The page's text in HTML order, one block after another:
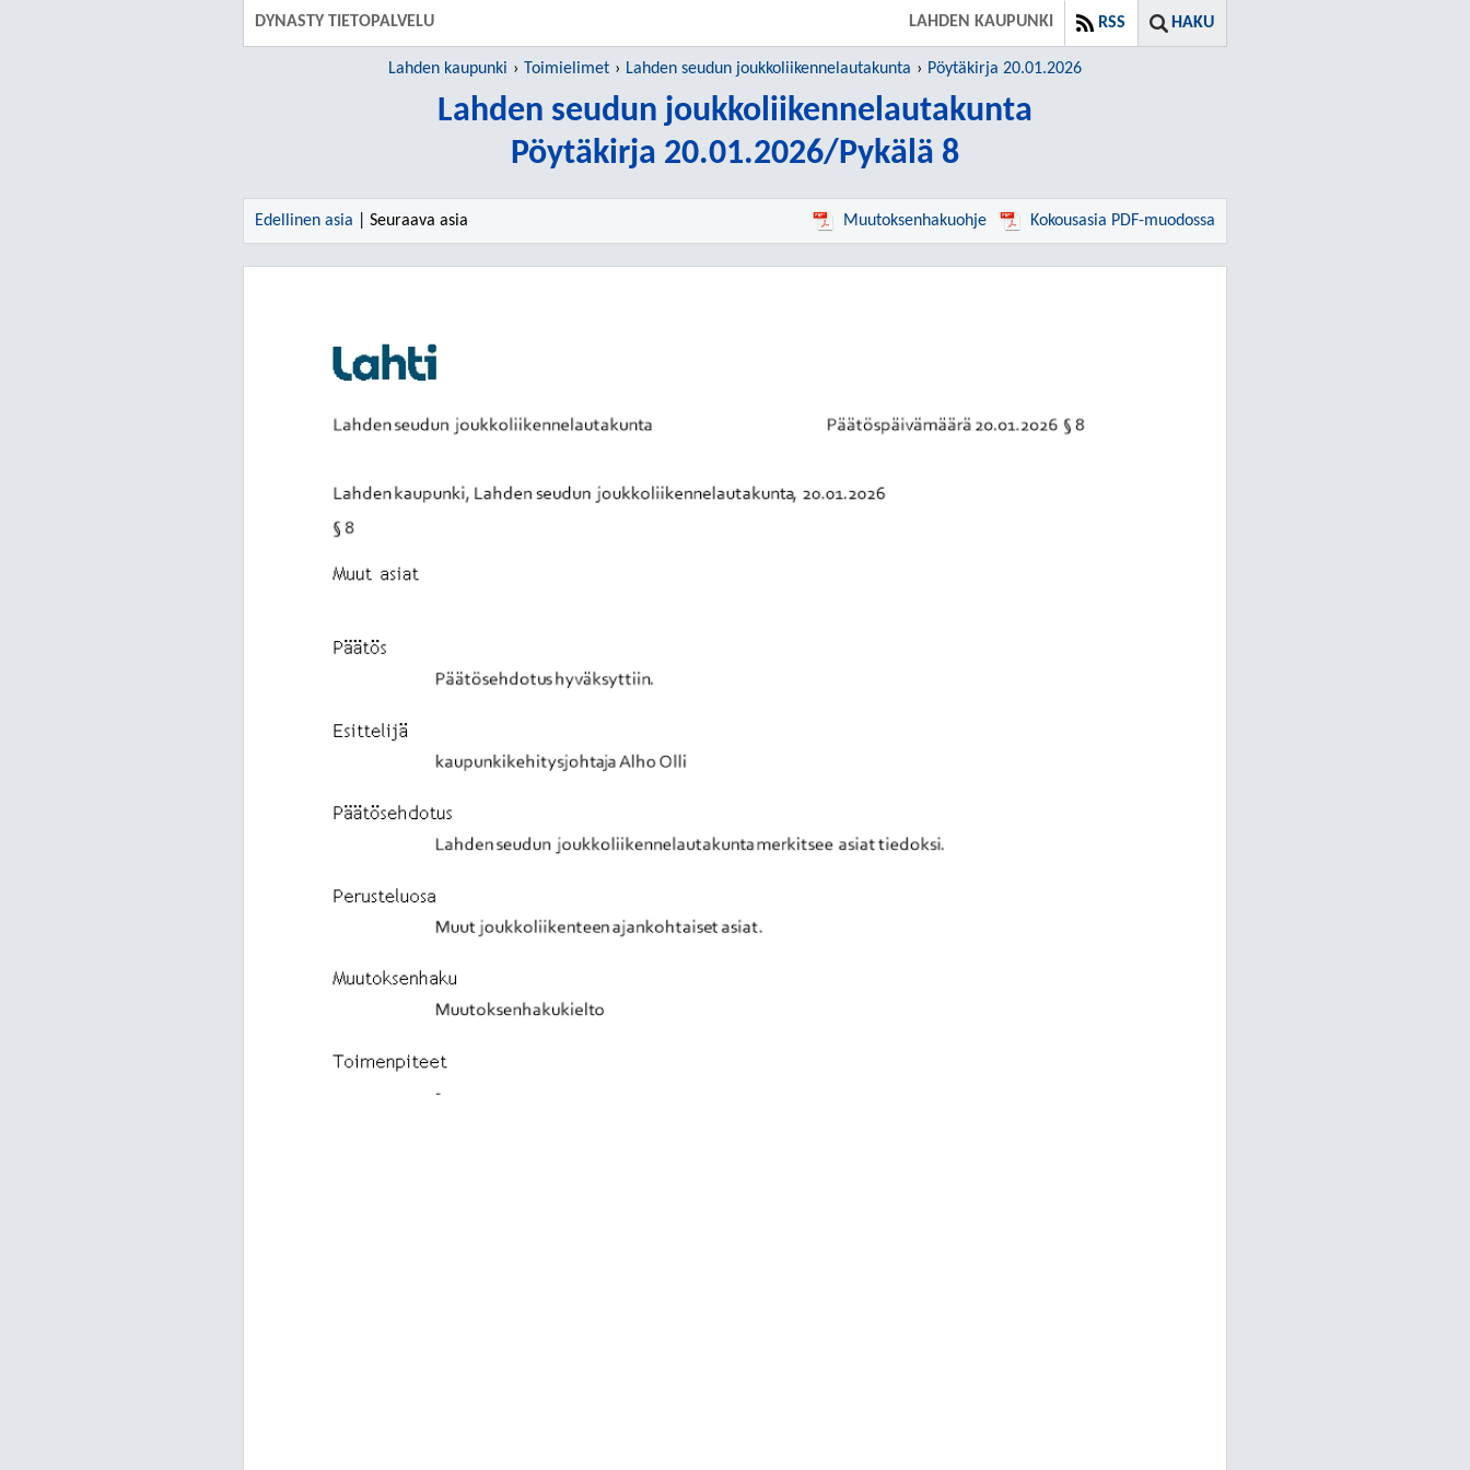
DYNASTY TIETOPALVELU HAKU
RSS
LAHDEN KAUPUNKI
Lahden kaupunki Toimielimet Lahden seudun joukkoliikennelautakunta Pöytäkirja 20.01.2026
Lahden seudun joukkoliikennelautakunta
Pöytäkirja 20.01.2026/Pykälä 8
Edellinen asia | Seuraava asia Muutoksenhakuohje Kokousasia PDF-muodossa